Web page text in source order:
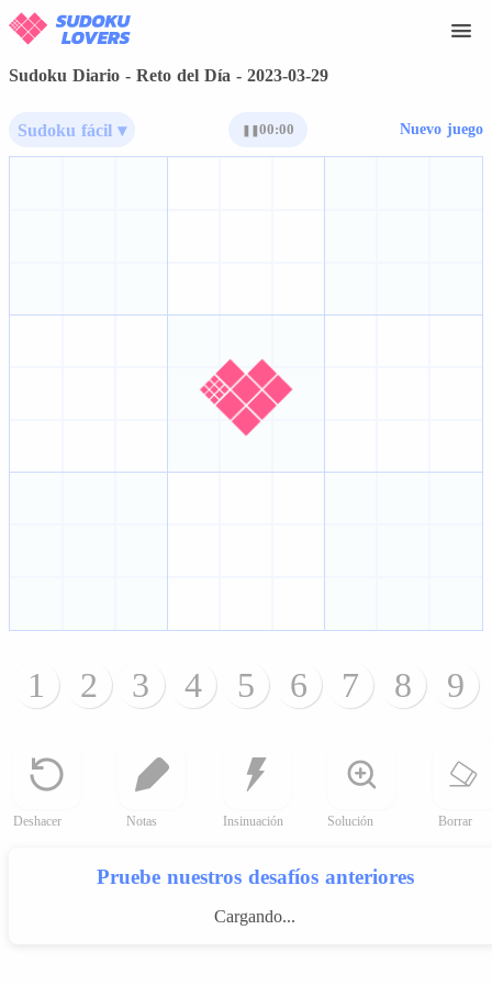
Sudoku Diario - Reto del Día - 2023-03-29
Sudoku fácil ▾ 00:00 Nuevo juego
1 2 3 4 5 6 7 8 9
Deshacer Notas Insinuación Solución Borrar
Pruebe nuestros desafíos anteriores
Cargando...